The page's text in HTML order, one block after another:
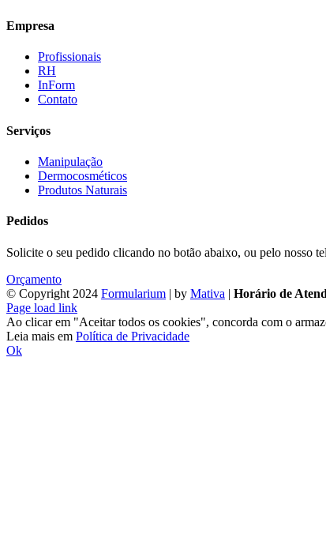
Empresa
Profissionais
RH
InForm
Contato
Serviços
Manipulação
Dermocosméticos
Produtos Naturais
Pedidos
Solicite o seu pedido clicando no botão abaixo, ou pelo nosso
Orçamento
© Copyright 2024 Formularium | by Mativa | Horário de
Facebook
Instagram
LinkedIn
YouTube
Page load link
Ao clicar em "Aceitar todos os cookies", concorda com o
Leia mais em Política de Privacidade
Ok